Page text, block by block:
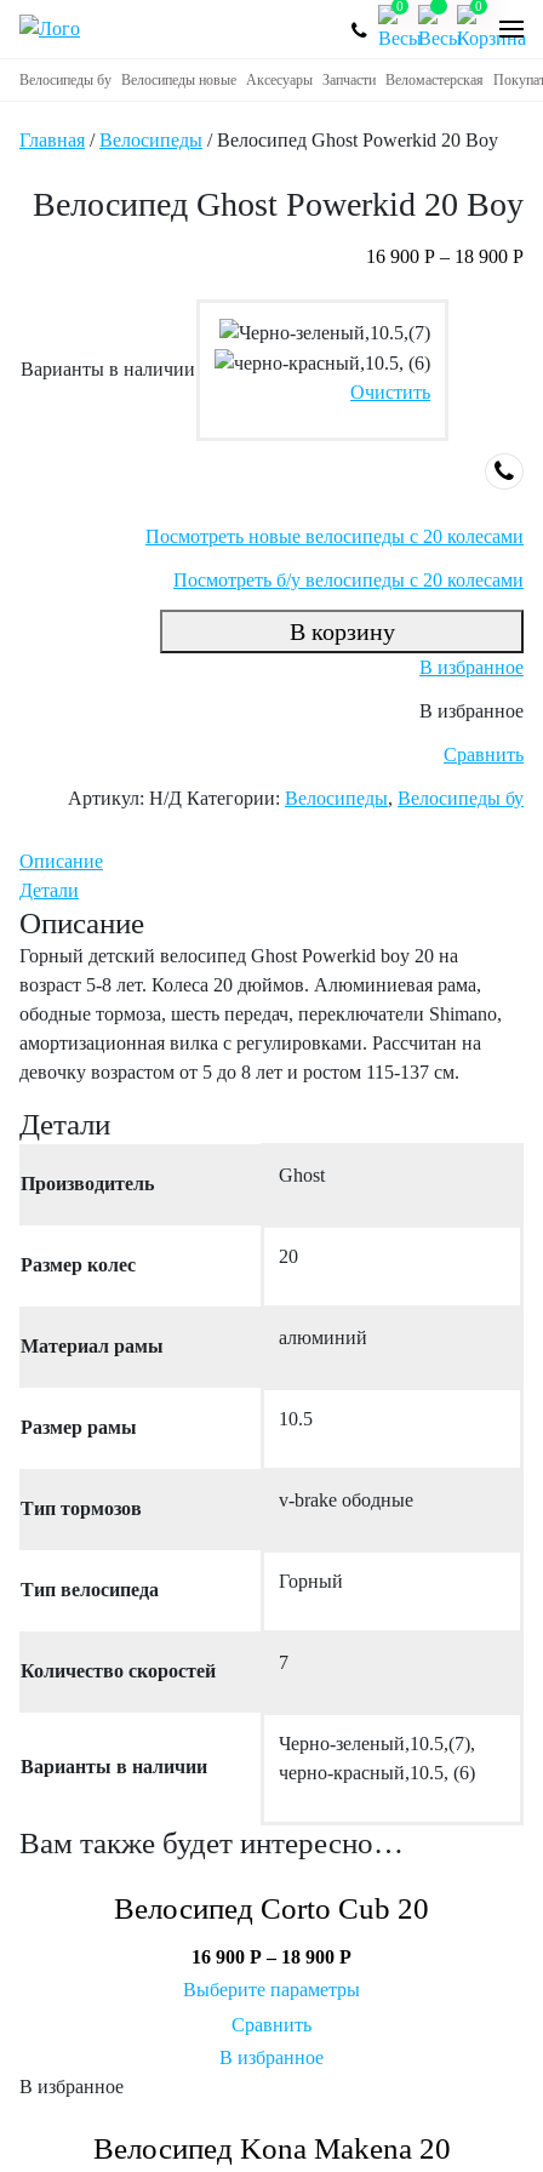
0 0
Велосипеды бу Велосипеды новые Аксесуары Запчасти Веломастерская
Главная /Велосипеды / Велосипед Ghost Powerkid 20 Boy
Велосипед Ghost Powerkid 20 Boy
16 900 Р – 18 900 Р
Варианты в наличии
Очистить
Посмотреть новые велосипеды с 20 колесами
Посмотреть б/у велосипеды с 20 колесами
В корзину
В избранное
В избранное
Сравнить
Артикул: Н/Д Категории: Велосипеды, Велосипеды бу
Описание
Детали
Описание
Горный детский велосипед Ghost Powerkid boy 20 на
возраст 5-8 лет. Колеса 20 дюймов. Алюминиевая рама,
ободные тормоза, шесть передач, переключатели Shimano,
амортизационная вилка с регулировками. Рассчитан на
девочку возрастом от 5 до 8 лет и ростом 115-137 см.
Детали
Производитель Ghost
Размер колес 20
Материал рамы алюминий
Размер рамы 10.5
Тип тормозов v-brake ободные
Тип велосипеда Горный
Количество скоростей 7
Варианты в наличии
Черно-зеленый,10.5,(7),
черно-красный,10.5, (6)
Вам также будет интересно…
Велосипед Corto Cub 20
16 900 Р– 18 900 Р
Выберите параметры
Сравнить
В избранное
В избранное
Велосипед Kona Makena 20